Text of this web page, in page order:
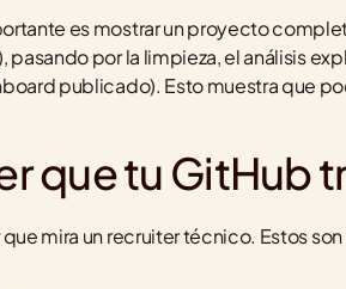
es mostrar un proyecto
pasando por la limpieza, el análisis
publicado). Esto muestra que
que tu GitHub
mira un recruiter técnico. Estos